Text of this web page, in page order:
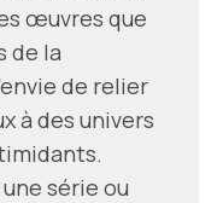
œuvres que
de la
de relier
à des univers
série ou